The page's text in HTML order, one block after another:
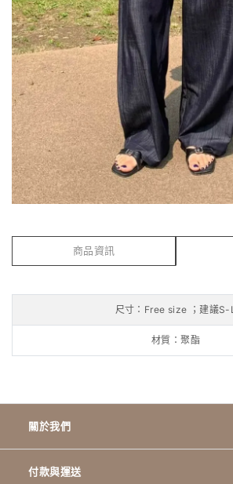
商品資訊
尺寸：Free size ；建議S-L
材質：聚酯
關於我們
付款與運送